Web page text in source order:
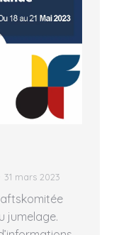
31 mars 2023
jumelage.